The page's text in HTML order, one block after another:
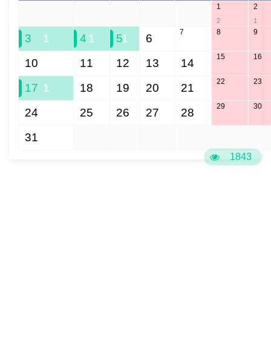
1843
1
2
2
1
3 1 4 1 51 6 7 8 9
10 11 12 13 14 15 16
17 1 18 19 20 21 22 23
24 25 26 27 28 29 30
31